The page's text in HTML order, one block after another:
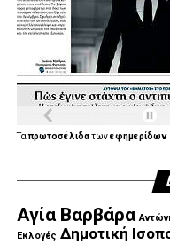
Ταπρωτοσέλιδατωνεφημερίδων
Αγία Βαρβάρα
Εκλογές Δημοτική